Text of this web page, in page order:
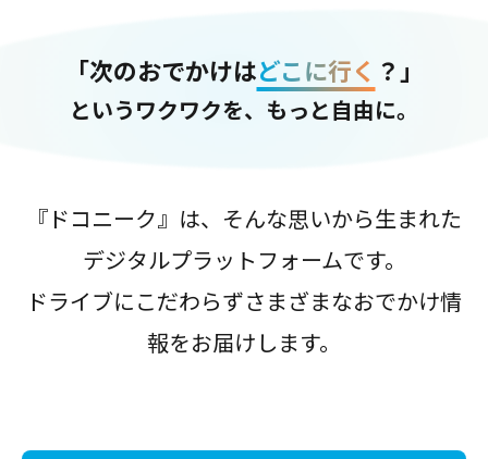
「次のおでかけはどこに行く ？」
というワクワクを、もっと自由に。
『ドコニーク』は、そんな思いから生まれた
デジタルプラットフォームです。
ドライブにこだわらずさまざまなおでかけ情
報をお届けします。